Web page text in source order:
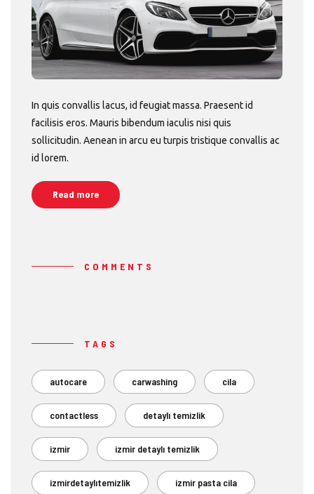
In quis convallis lacus, id feugiat massa. Praesent id
facilisis eros. Mauris bibendum iaculis nisi quis
sollicitudin. Aenean in arcu eu turpis tristique convallis ac
id lorem.
Read more
COMMENTS
TAGS
autocare carwashing cila
contactless detaylı temizlik
izmir izmir detaylı temizlik
izmirdetaylıtemizlik izmir pasta cila